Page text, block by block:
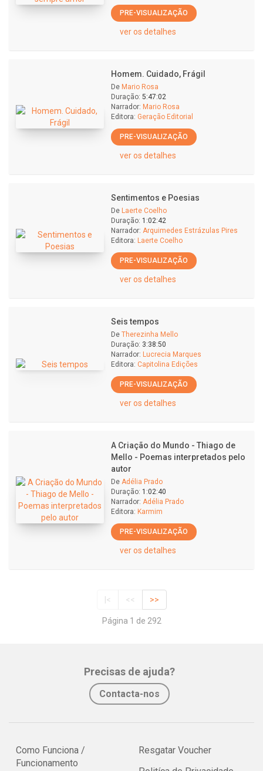
PRE-VISUALIZAÇÃO
ver os detalhes
Homem. Cuidado, Frágil
De Mario Rosa
Duração: 5:47:02
Narrador: Mario Rosa
Editora: Geração Editorial
PRE-VISUALIZAÇÃO
ver os detalhes
Sentimentos e Poesias
De Laerte Coelho
Duração: 1:02:42
Narrador: Arquimedes Estrázulas Pires
Editora: Laerte Coelho
PRE-VISUALIZAÇÃO
ver os detalhes
Seis tempos
De Therezinha Mello
Duração: 3:38:50
Narrador: Lucrecia Marques
Editora: Capitolina Edições
PRE-VISUALIZAÇÃO
ver os detalhes
A Criação do Mundo - Thiago de
Mello - Poemas interpretados pelo
autor
De Adélia Prado
Duração: 1:02:40
Narrador: Adélia Prado
Editora: Karmim
PRE-VISUALIZAÇÃO
ver os detalhes
|< << >>
Página 1 de 292
Precisas de ajuda?
Contacta-nos
Como Funciona /
Funcionamento
Resgatar Voucher